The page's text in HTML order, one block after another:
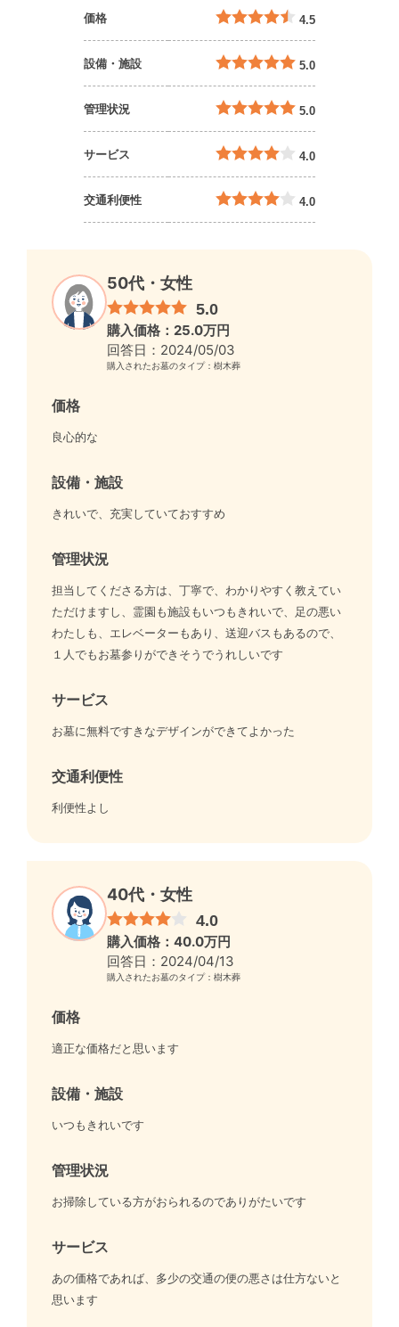
価格 4.5
設備・施設 5.0
管理状況 5.0
サービス 4.0
交通利便性 4.0
50代・女性
5.0
購入価格：25.0万円
回答日：2024/05/03
購入されたお墓のタイプ：樹木葬
価格
良心的な
設備・施設
きれいで、充実していておすすめ
管理状況
担当してくださる方は、丁寧で、わかりやすく教えてい
ただけますし、霊園も施設もいつもきれいで、足の悪い
わたしも、エレベーターもあり、送迎バスもあるので、
１人でもお墓参りができそうでうれしいです
サービス
お墓に無料ですきなデザインができてよかった
交通利便性
利便性よし
40代・女性
4.0
購入価格：40.0万円
回答日：2024/04/13
購入されたお墓のタイプ：樹木葬
価格
適正な価格だと思います
設備・施設
いつもきれいです
管理状況
お掃除している方がおられるのでありがたいです
サービス
あの価格であれば、多少の交通の便の悪さは仕方ないと
思います